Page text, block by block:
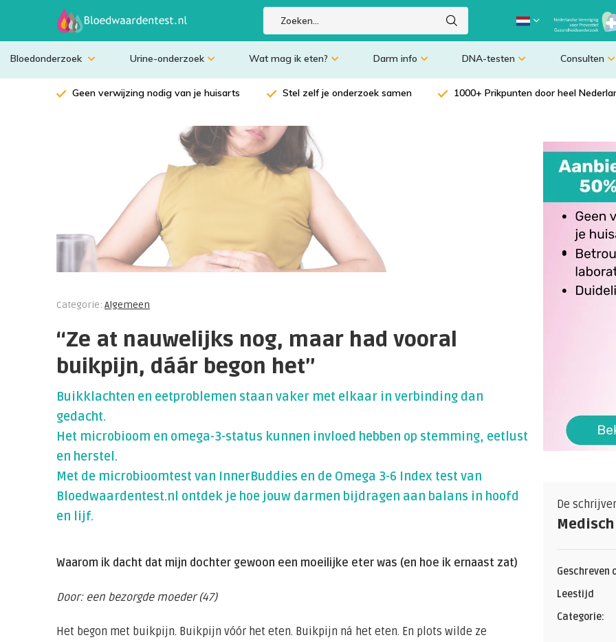
Bloedonderzoek Urine-onderzoek Wat mag ik eten? Darm info DNA-testen Consulten
Geen verwijzing nodig van je huisarts Stel zelf je onderzoek samen 1000+ Prikpunten door heel
Categorie: Algemeen
“Ze at nauwelijks nog, maar had vooral
buikpijn, dáár begon het”
Buikklachten en eetproblemen staan vaker met elkaar in verbinding dan
gedacht.
Het microbioom en omega-3-status kunnen invloed hebben op stemming, eetlust
en herstel.
Met de microbioomtest van InnerBuddies en de Omega 3-6 Index test van
Bloedwaardentest.nl ontdek je hoe jouw darmen bijdragen aan balans in hoofd
en lijf.
Waarom ik dacht dat mijn dochter gewoon een moeilijke eter was (en hoe ik ernaast zat)
Door: een bezorgde moeder (47)
Het begon met buikpijn. Buikpijn vóór het eten. Buikpijn ná het eten. En plots wilde ze
De
Geschreven
Leestijd
Categorie: